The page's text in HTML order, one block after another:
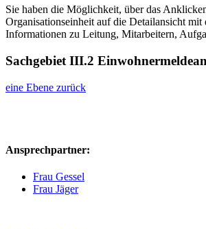
Sie haben die Möglichkeit, über das
Organisationseinheit auf die Detailansicht mit
Informationen zu Leitung, Mitarbeitern,
Sachgebiet III.2
eine Ebene zurück
Ansprechpartner:
Frau Gessel
Frau Jäger